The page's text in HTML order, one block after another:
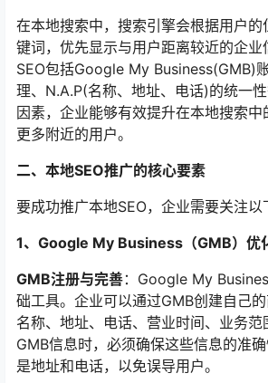
在本地搜索中，搜索引擎会根据用户的
键词，优先显示与用户距离较近的企
SEO包括Google My Business(GMB)
理、N.A.P(名称、地址、电话)的统一
因素，企业能够有效提升在本地搜索中
更多附近的用户。
二、本地SEO推广的核心要素
要成功推广本地SEO，企业需要关注以
1、Google My Business（GMB）优
GMB注册与完善：Google My
础工具。企业可以通过GMB创建自己
名称、地址、电话、营业时间、业务范
GMB信息时，必须确保这些信息的准
是地址和电话，以免误导用户。